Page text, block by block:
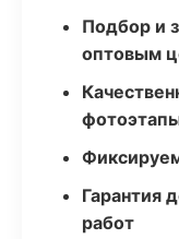
Подбор и
оптовым
Гарантия
работ